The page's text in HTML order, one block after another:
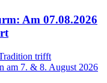
Am 07.08.2026